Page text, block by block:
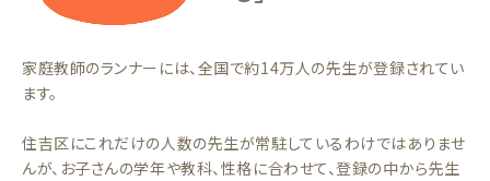
家庭教師のランナーには、全国で約14万人の先生が登録されてい
ます。
住吉区にこれだけの人数の先生が常駐しているわけではありませ
んが、お子さんの学年や教科、性格に合わせて、登録の中から先生